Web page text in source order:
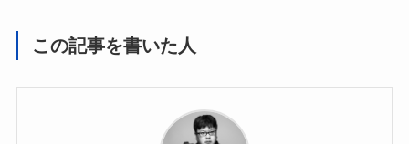
この記事を書いた人